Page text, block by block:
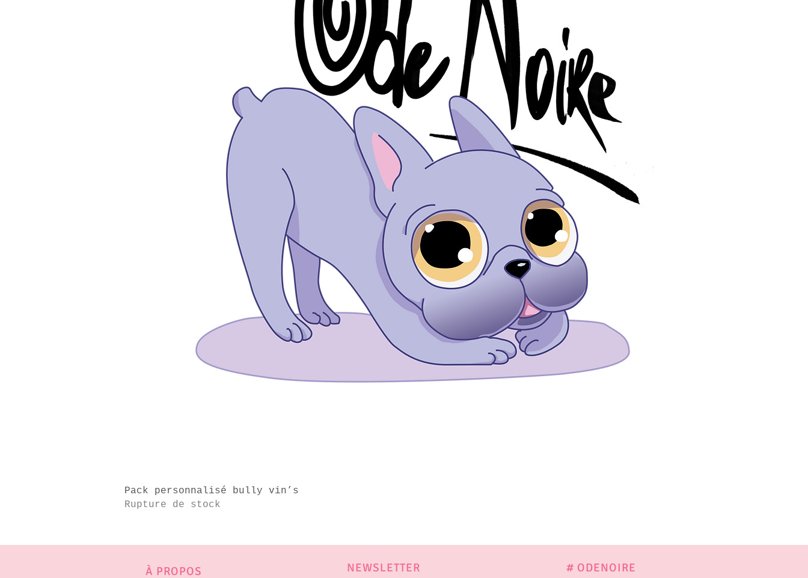
Pack personnalisé bully vin’s
Rupture de stock
À PROPOS NEWSLETTER # ODENOIRE